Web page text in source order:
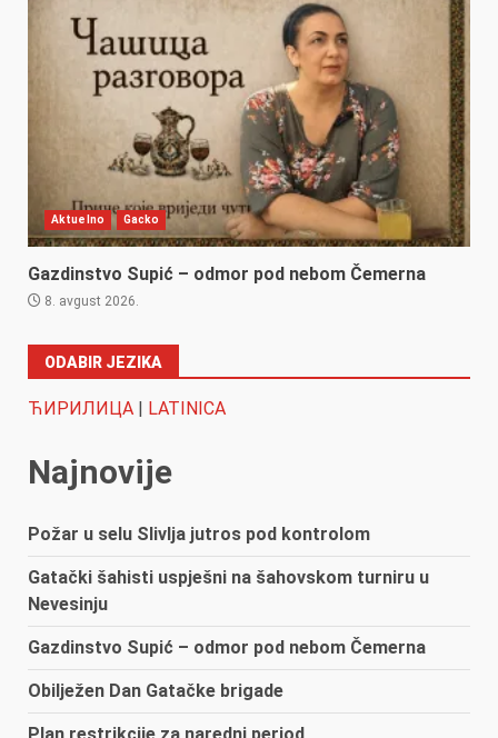
Aktuelno Gacko
Gazdinstvo Supić – odmor pod nebom Čemerna
8. avgust 2026.
ODABIR JEZIKA
ЋИРИЛИЦА | LATINICA
Najnovije
Požar u selu Slivlja jutros pod kontrolom
Gatački šahisti uspješni na šahovskom turniru u
Nevesinju
Gazdinstvo Supić – odmor pod nebom Čemerna
Obilježen Dan Gatačke brigade